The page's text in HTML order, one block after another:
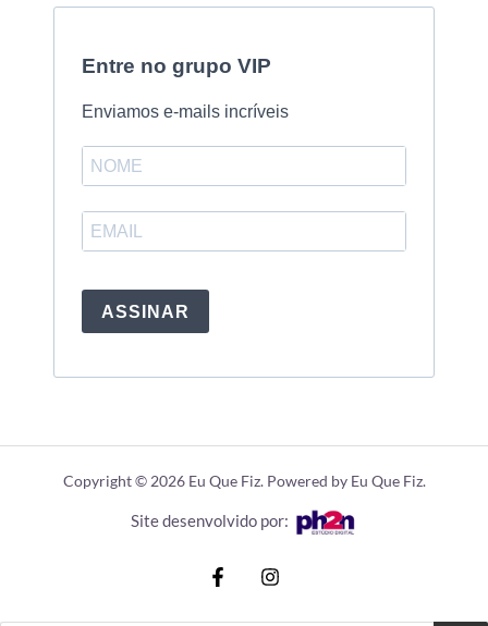
Entre no grupo VIP
Enviamos e-mails incríveis
ASSINAR
Copyright © 2026 Eu Que Fiz. Powered by Eu Que Fiz.
Site desenvolvido por: